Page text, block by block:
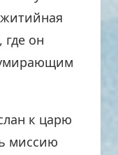
где он
умирающим
к царю
миссию